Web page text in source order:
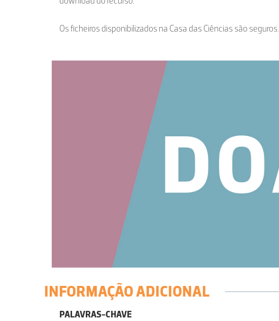
Os ficheiros disponibilizados na Casa das Ciências são seguros.
INFORMAÇÃO ADICIONAL
PALAVRAS-CHAVE